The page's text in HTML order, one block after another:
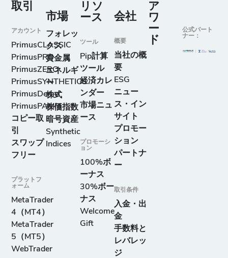
取引
アカウント
PrimusCLASSIC
PrimusPRO
PrimusZERO
PrimusSYNTHETICS
PrimusDemo
PrimusPAMM
コピー取
引
スワップ
フリー
プラットフ
ォーム
MetaTrader
4（MT4）
MetaTrader
5（MT5）
WebTrader
市場
フォレッ
クス
貴金属
エネルギ
ー
株式
株価指数
暗号資産
Synthetic
Indices
リソ
ース
ツール
Pip計算
ツール
経済カレ
ンダー
市場ニュ
ース
プロモーシ
ョン
100%ボ
ーナス
30%ボー
ナス
Welcome
Gift
会社
概要
当社の概
要
ESG
ニュー
ス・イン
サイト
プロモー
ション
パートナ
ー
取引条件
入金・出
金
手数料と
レバレッ
ジ
ア
ワ
ー
ド
公式パート
ナー：